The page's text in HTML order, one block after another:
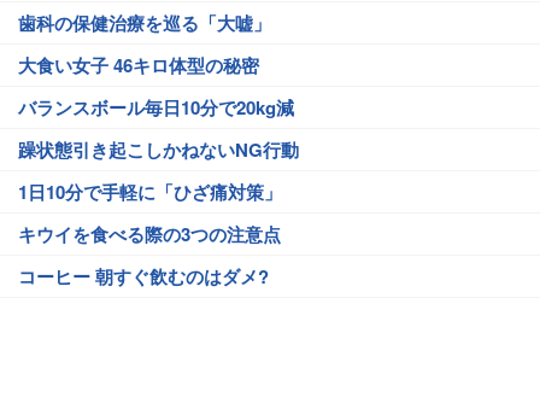
歯科の保健治療を巡る「大嘘」
大食い女子 46キロ体型の秘密
バランスボール毎日10分で20kg減
躁状態引き起こしかねないNG行動
1日10分で手軽に「ひざ痛対策」
キウイを食べる際の3つの注意点
コーヒー 朝すぐ飲むのはダメ?